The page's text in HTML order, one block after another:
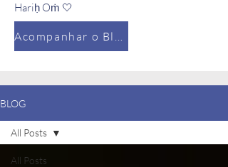
Hariḥ Oṁ 🤍
Acompanhar o Blog
BLOG
All Posts
All Posts